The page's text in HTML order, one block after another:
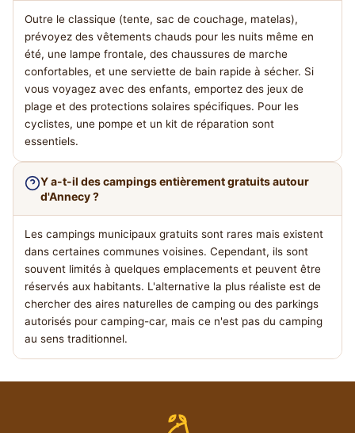
Outre le classique (tente, sac de couchage, matelas),
prévoyez des vêtements chauds pour les nuits même en
été, une lampe frontale, des chaussures de marche
confortables, et une serviette de bain rapide à sécher. Si
vous voyagez avec des enfants, emportez des jeux de
plage et des protections solaires spécifiques. Pour les
cyclistes, une pompe et un kit de réparation sont
essentiels.
Y a-t-il des campings entièrement gratuits autour
d'Annecy ?
Les campings municipaux gratuits sont rares mais existent
dans certaines communes voisines. Cependant, ils sont
souvent limités à quelques emplacements et peuvent être
réservés aux habitants. L'alternative la plus réaliste est de
chercher des aires naturelles de camping ou des parkings
autorisés pour camping-car, mais ce n'est pas du camping
au sens traditionnel.